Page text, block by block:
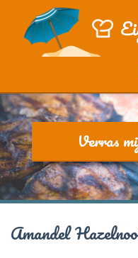
Verras
Amandel